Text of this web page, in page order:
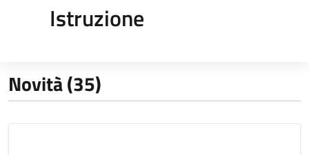
Istruzione
Novità (35)